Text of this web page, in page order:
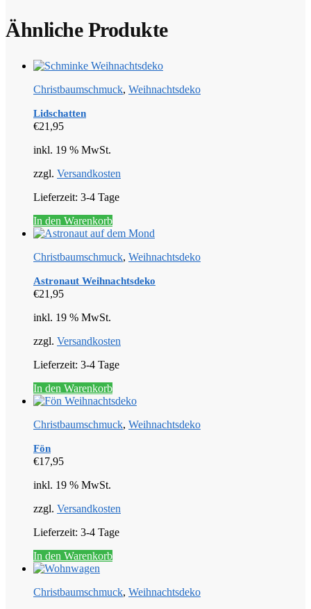
Ähnliche Produkte
Christbaumschmuck, Weihnachtsdeko
Lidschatten
€21,95
inkl. 19 % MwSt.
zzgl. Versandkosten
Lieferzeit: 3-4 Tage
In den Warenkorb
Christbaumschmuck, Weihnachtsdeko
Astronaut Weihnachtsdeko
€21,95
inkl. 19 % MwSt.
zzgl. Versandkosten
Lieferzeit: 3-4 Tage
In den Warenkorb
Christbaumschmuck, Weihnachtsdeko
Fön
€17,95
inkl. 19 % MwSt.
zzgl. Versandkosten
Lieferzeit: 3-4 Tage
In den Warenkorb
Christbaumschmuck, Weihnachtsdeko